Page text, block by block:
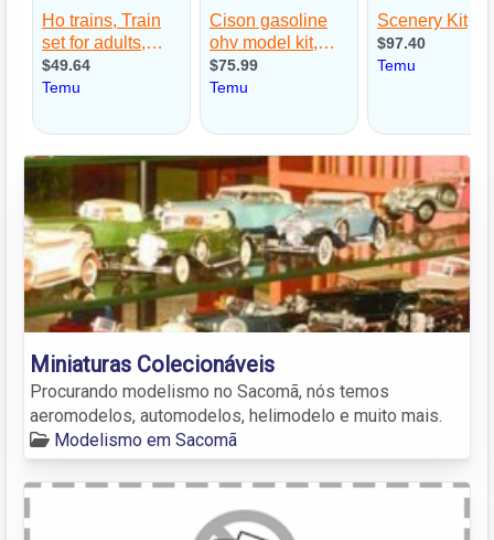
Miniaturas Colecionáveis
Procurando modelismo no Sacomã, nós temos
aeromodelos, automodelos, helimodelo e muito mais.
Modelismo em Sacomã